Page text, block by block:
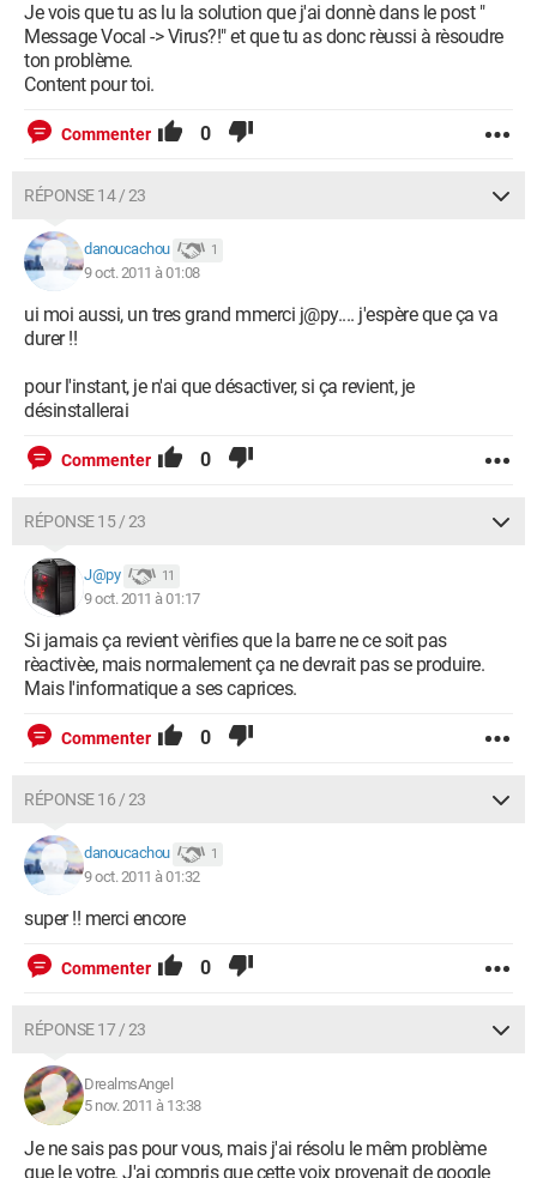
Je vois que tu as lu la solution que j'ai donnè dans le post "
Message Vocal -> Virus?!" et que tu as donc rèussi à rèsoudre
ton problème.
Content pour toi.
Commenter 0
RÉPONSE 14 / 23
danoucachou 1
9 oct. 2011 à 01:08
ui moi aussi, un tres grand mmerci j@py.... j'espère que ça va
durer !!
pour l'instant, je n'ai que désactiver, si ça revient, je
désinstallerai
Commenter 0
RÉPONSE 15 / 23
J@py 11
9 oct. 2011 à 01:17
Si jamais ça revient vèrifies que la barre ne ce soit pas
rèactivèe, mais normalement ça ne devrait pas se produire.
Mais l'informatique a ses caprices.
Commenter 0
RÉPONSE 16 / 23
danoucachou 1
9 oct. 2011 à 01:32
super !! merci encore
Commenter 0
RÉPONSE 17 / 23
DrealmsAngel
5 nov. 2011 à 13:38
Je ne sais pas pour vous, mais j'ai résolu le mêm problème
que le votre. J'ai compris que cette voix provenait de google